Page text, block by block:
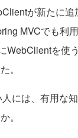
が新たに
MVCでも利
WebClientを使
。
には、有用な
。